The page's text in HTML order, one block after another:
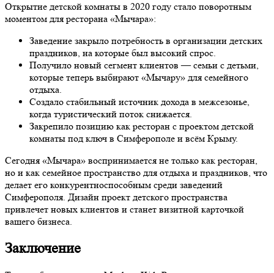
Открытие детской комнаты в 2020 году стало поворотным
моментом для ресторана «Мычара»:
Заведение закрыло потребность в организации детских
праздников, на которые был высокий спрос.
Получило новый сегмент клиентов — семьи с детьми,
которые теперь выбирают «Мычару» для семейного
отдыха.
Создало стабильный источник дохода в межсезонье,
когда туристический поток снижается.
Закрепило позицию как ресторан с проектом детской
комнаты под ключ в Симферополе и всём Крыму.
Сегодня «Мычара» воспринимается не только как ресторан,
но и как семейное пространство для отдыха и праздников, что
делает его конкурентноспособным среди заведений
Симферополя. Дизайн проект детского пространства
привлечет новых клиентов и станет визитной карточкой
вашего бизнеса.
Заключение